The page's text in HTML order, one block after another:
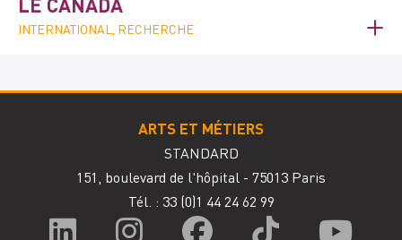
INTERNATIONAL, RECHERCHE
ARTS ET MÉTIERS
STANDARD
151, boulevard de l'hôpital - 75013 Paris
Tél. : 33 (0)1 44 24 62 99